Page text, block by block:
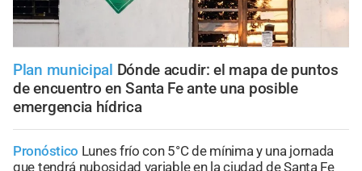
Plan municipal Dónde acudir: el mapa de puntos
de encuentro en Santa Fe ante una posible
emergencia hídrica
Pronóstico Lunes frío con 5°C de mínima y una jornada
que tendrá nubosidad variable en la ciudad de Santa Fe